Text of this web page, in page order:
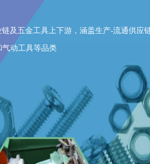
及五金工具上下游，涵盖生产-流通供应
动工具等品类